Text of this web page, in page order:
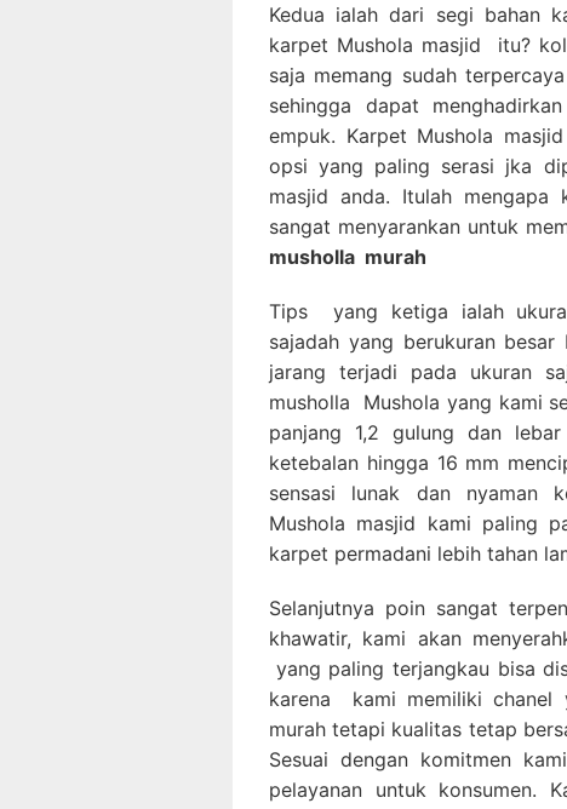
Kedua ialah dari segi bahan
karpet Mushola masjid itu?
saja memang sudah
sehingga dapat
empuk. Karpet Mushola
opsi yang paling serasi jka
masjid anda. Itulah mengapa
sangat menyarankan untuk
musholla murah
Tips yang ketiga ialah
sajadah yang berukuran
jarang terjadi pada ukuran
musholla Mushola yang kami
panjang 1,2 gulung dan
ketebalan hingga 16 mm
sensasi lunak dan nyaman
Mushola masjid kami paling
karpet permadani lebih tahan
Selanjutnya poin sangat
khawatir, kami akan
yang paling terjangkau bisa
karena kami memiliki chanel
murah tetapi kualitas tetap
Sesuai dengan komitmen
pelayanan untuk konsumen.